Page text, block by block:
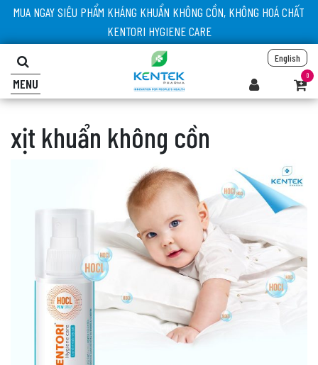
MUA NGAY SIÊU PHẨM KHÁNG KHUẨN KHÔNG CỒN, KHÔNG HOÁ CHẤT
KENTORI HYGIENE CARE
MENU
English
0
xịt khuẩn không cồn